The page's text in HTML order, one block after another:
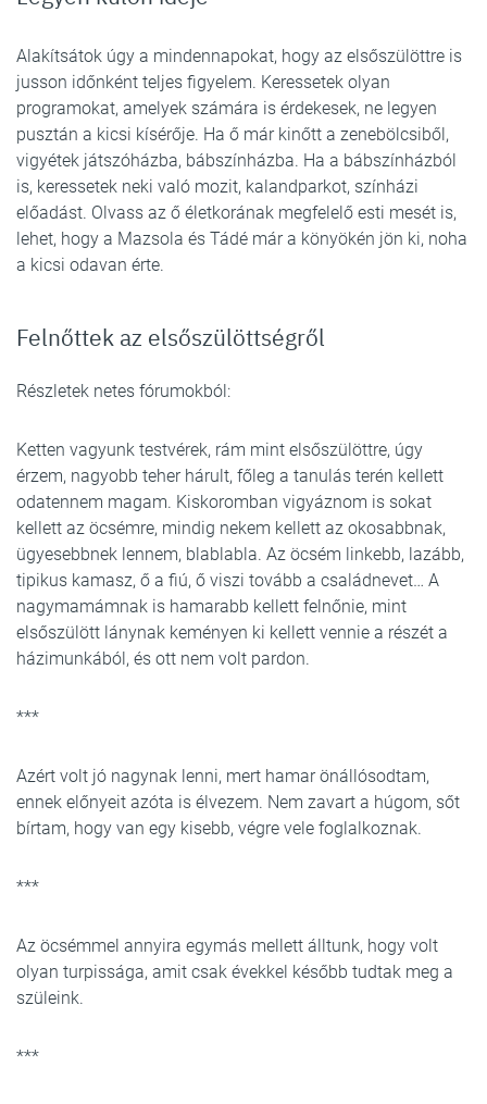
Alakítsátok úgy a mindennapokat, hogy az elsőszülöttre is
jusson időnként teljes figyelem. Keressetek olyan
programokat, amelyek számára is érdekesek, ne legyen
pusztán a kicsi kísérője. Ha ő már kinőtt a zenebölcsiből,
vigyétek játszóházba, bábszínházba. Ha a bábszínházból
is, keressetek neki való mozit, kalandparkot, színházi
előadást. Olvass az ő életkorának megfelelő esti mesét is,
lehet, hogy a Mazsola és Tádé már a könyökén jön ki, noha
a kicsi odavan érte.
Felnőttek az elsőszülöttségről
Részletek netes fórumokból:
Ketten vagyunk testvérek, rám mint elsőszülöttre, úgy
érzem, nagyobb teher hárult, főleg a tanulás terén kellett
odatennem magam. Kiskoromban vigyáznom is sokat
kellett az öcsémre, mindig nekem kellett az okosabbnak,
ügyesebbnek lennem, blablabla. Az öcsém linkebb, lazább,
tipikus kamasz, ő a fiú, ő viszi tovább a családnevet… A
nagymamámnak is hamarabb kellett felnőnie, mint
elsőszülött lánynak keményen ki kellett vennie a részét a
házimunkából, és ott nem volt pardon.
***
Azért volt jó nagynak lenni, mert hamar önállósodtam,
ennek előnyeit azóta is élvezem. Nem zavart a húgom, sőt
bírtam, hogy van egy kisebb, végre vele foglalkoznak.
***
Az öcsémmel annyira egymás mellett álltunk, hogy volt
olyan turpissága, amit csak évekkel később tudtak meg a
szüleink.
***